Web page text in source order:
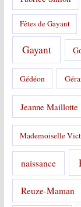
Fêtes de Gayant
Gayant
Gédéon
Jeanne Maillotte
Mademoiselle
naissance
Reuze-Maman